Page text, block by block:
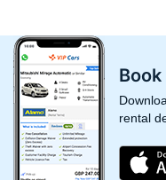
Book
rental